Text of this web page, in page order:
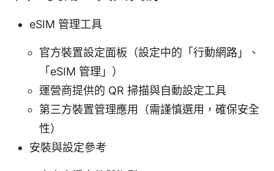
eSIM 管理工具
官方裝置設定面板（設定中的「行動網路」、
「eSIM 管理」）
運營商提供的 QR 掃描與自動設定工具
第三方裝置管理應用（需謹慎選用，確保安全
性）
安裝與設定參考